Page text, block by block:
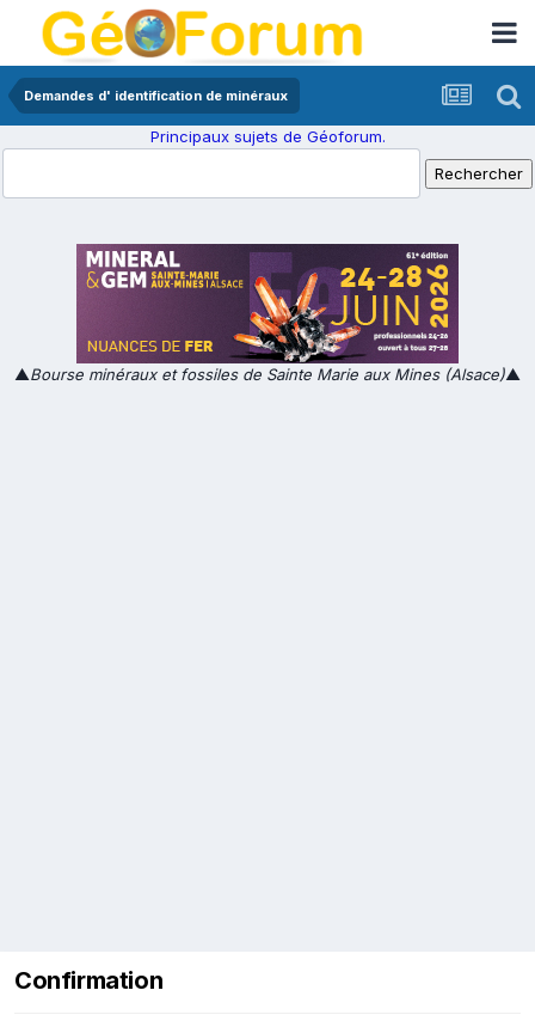
Demandes d' identification de minéraux
Principaux sujets de Géoforum.
▲Bourse minéraux et fossiles de Sainte Marie aux Mines (Alsace)▲
Confirmation